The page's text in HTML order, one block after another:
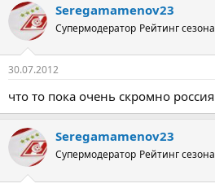
Seregamamenov23
Супермодератор Рейтинг
30.07.2012
что то покa очeнь скромно
Seregamamenov23
Супермодератор Рейтинг